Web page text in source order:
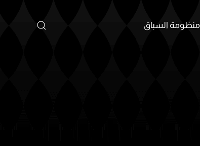
منظومة السباق